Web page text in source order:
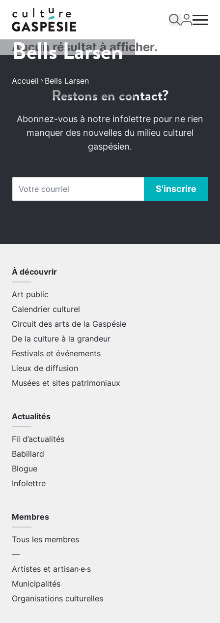
Bells Larsen
Accueil Bells Larsen
Aucun résultat à afficher.
Restons en contact?
Abonnez-vous à notre infolettre pour ne rien
manquer des nouvelles du milieu culturel
gaspésien.
À découvrir
Art public
Calendrier culturel
Circuit des arts de la Gaspésie
De la culture à la grandeur
Festivals et événements
Lieux de diffusion
Musées et sites patrimoniaux
Actualités
Fil d’actualités
Babillard
Blogue
Infolettre
Membres
Tous les membres
—
Artistes et artisan·e·s
Municipalités
Organisations culturelles